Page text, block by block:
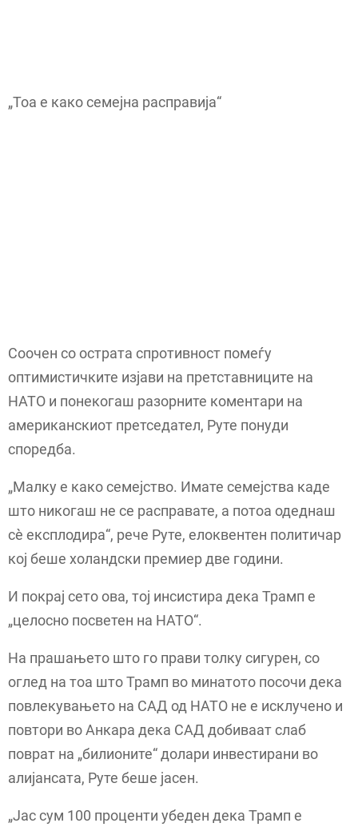
„Тоа е како семејна расправија“
Соочен со острата спротивност помеѓу
оптимистичките изјави на претставниците на
НАТО и понекогаш разорните коментари на
американскиот претседател, Руте понуди
споредба.
„Малку е како семејство. Имате семејства каде
што никогаш не се расправате, а потоа одеднаш
сè експлодира“, рече Руте, елоквентен политичар
кој беше холандски премиер две години.
И покрај сето ова, тој инсистира дека Трамп е
„целосно посветен на НАТО“.
На прашањето што го прави толку сигурен, со
оглед на тоа што Трамп во минатото посочи дека
повлекувањето на САД од НАТО не е исклучено и
повтори во Анкара дека САД добиваат слаб
поврат на „билионите“ долари инвестирани во
алијансата, Руте беше јасен.
„Јас сум 100 проценти убеден дека Трамп е